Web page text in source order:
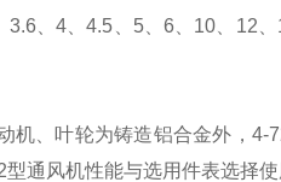
、4、4.5、5、6、10、12、
机、叶轮为铸造铝合金外，4-
通风机性能与选用件表选择使